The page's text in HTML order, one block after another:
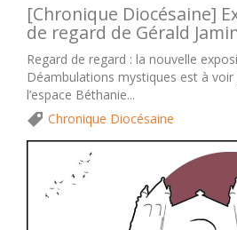
[Chronique Diocésaine]
de regard de Gérald
Regard de regard : la nouvelle
Déambulations mystiques est à voir
l’espace Béthanie...
Chronique Diocésaine